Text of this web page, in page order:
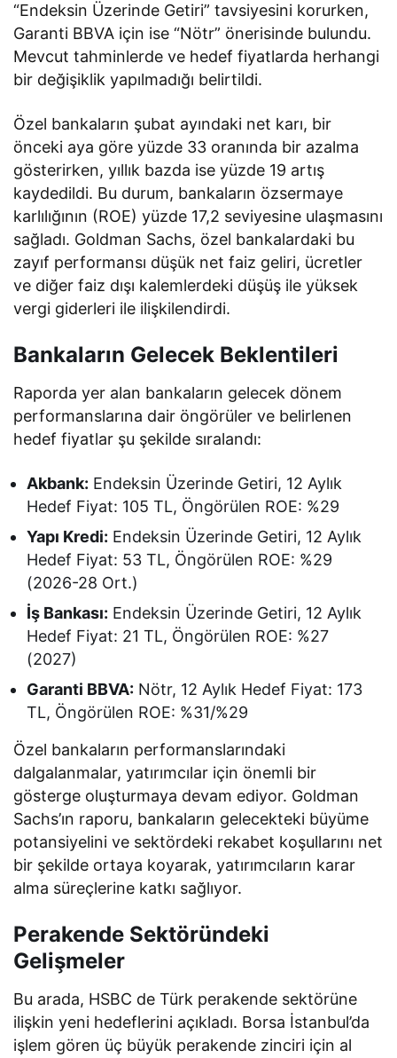
“Endeksin Üzerinde Getiri” tavsiyesini korurken,
Garanti BBVA için ise “Nötr” önerisinde bulundu.
Mevcut tahminlerde ve hedef fiyatlarda herhangi
bir değişiklik yapılmadığı belirtildi.
Özel bankaların şubat ayındaki net karı, bir
önceki aya göre yüzde 33 oranında bir azalma
gösterirken, yıllık bazda ise yüzde 19 artış
kaydedildi. Bu durum, bankaların özsermaye
karlılığının (ROE) yüzde 17,2 seviyesine ulaşmasını
sağladı. Goldman Sachs, özel bankalardaki bu
zayıf performansı düşük net faiz geliri, ücretler
ve diğer faiz dışı kalemlerdeki düşüş ile yüksek
vergi giderleri ile ilişkilendirdi.
Bankaların Gelecek Beklentileri
Raporda yer alan bankaların gelecek dönem
performanslarına dair öngörüler ve belirlenen
hedef fiyatlar şu şekilde sıralandı:
Akbank: Endeksin Üzerinde Getiri, 12 Aylık
Hedef Fiyat: 105 TL, Öngörülen ROE: %29
Yapı Kredi: Endeksin Üzerinde Getiri, 12 Aylık
Hedef Fiyat: 53 TL, Öngörülen ROE: %29
(2026-28 Ort.)
İş Bankası: Endeksin Üzerinde Getiri, 12 Aylık
Hedef Fiyat: 21 TL, Öngörülen ROE: %27
(2027)
Garanti BBVA: Nötr, 12 Aylık Hedef Fiyat: 173
TL, Öngörülen ROE: %31/%29
Özel bankaların performanslarındaki
dalgalanmalar, yatırımcılar için önemli bir
gösterge oluşturmaya devam ediyor. Goldman
Sachs’ın raporu, bankaların gelecekteki büyüme
potansiyelini ve sektördeki rekabet koşullarını net
bir şekilde ortaya koyarak, yatırımcıların karar
alma süreçlerine katkı sağlıyor.
Perakende Sektöründeki
Gelişmeler
Bu arada, HSBC de Türk perakende sektörüne
ilişkin yeni hedeflerini açıkladı. Borsa İstanbul’da
işlem gören üç büyük perakende zinciri için al